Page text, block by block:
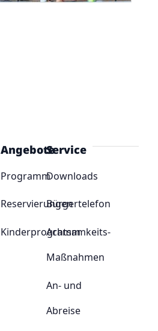
Angebote
Programm
Reservierungen
Kinderprogramm
Service
Downloads
Bürgertelefon
Achtsamkeits-
Maßnahmen
An- und
Abreise